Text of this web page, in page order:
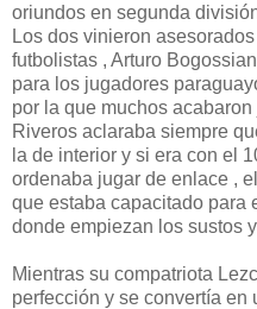
oriundos en segunda
Los dos vinieron
futbolistas , Arturo
para los jugadores
por la que muchos
Riveros aclaraba siempre
la de interior y si era con el
ordenaba jugar de enlace ,
que estaba capacitado para
donde empiezan los sustos
Mientras su compatriota
perfección y se convertía